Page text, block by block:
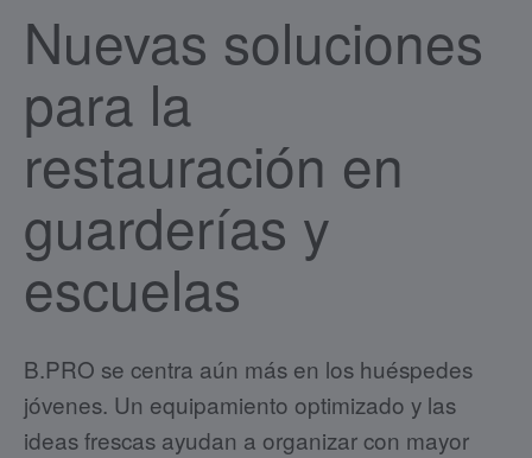
Nuevas soluciones
para la
restauración en
guarderías y
escuelas
B.PRO se centra aún más en los huéspedes
jóvenes. Un equipamiento optimizado y las
ideas frescas ayudan a organizar con mayor